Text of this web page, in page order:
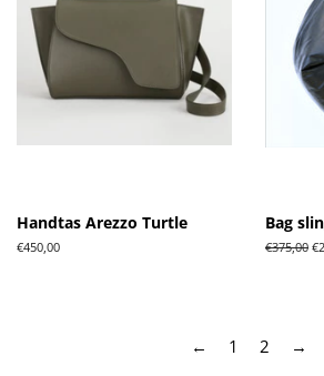
Handtas Arezzo Turtle
Normale
€450,00
Bag
Normale
€375,00
← 1 2 →